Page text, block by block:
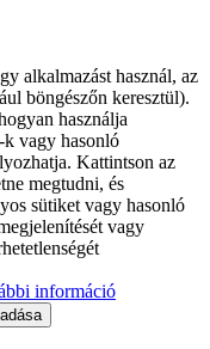
alkalmazást használ, az
böngészőn keresztül).
használja
k vagy hasonló
Kattintson az
megtudni, és
sütiket vagy hasonló
vagy
információ